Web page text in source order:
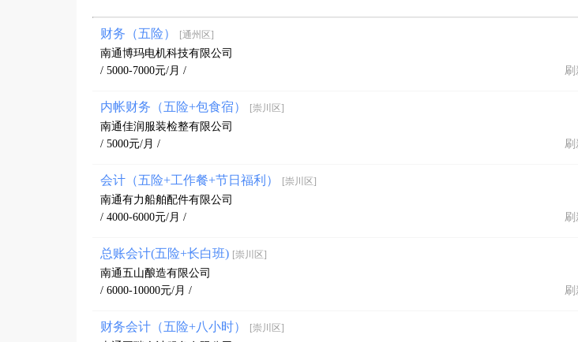
财务（五险） [通州区]
南通博玛电机科技有限公司
/ 5000-7000元/月 /
刷
内帐财务（五险+包食宿） [崇川区]
南通佳润服装检整有限公司
/ 5000元/月 /
刷
会计（五险+工作餐+节日福利） [崇川区]
南通有力船舶配件有限公司
/ 4000-6000元/月 /
刷
总账会计(五险+长白班) [崇川区]
南通五山酿造有限公司
/ 6000-10000元/月 /
刷
财务会计（五险+八小时） [崇川区]